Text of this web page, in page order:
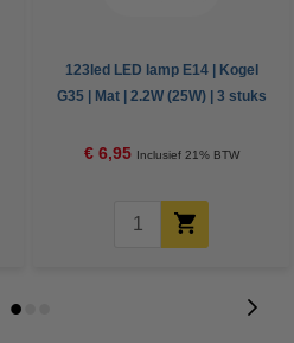
123led LED lamp E14 | Kogel
G35 | Mat | 2.2W (25W) | 3 stuks
€ 6,95 Inclusief 21% BTW